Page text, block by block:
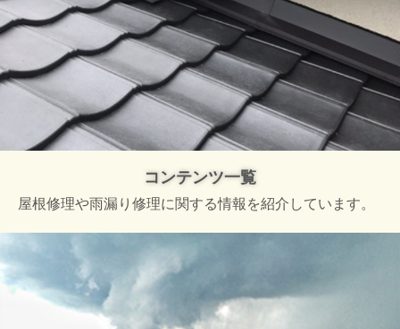
コンテンツ一覧
屋根修理や雨漏り修理に関する情報を紹介しています。